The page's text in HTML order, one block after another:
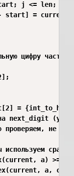
j <= len;
start] =
цифру
=
next_digit
проверяем, не
используем
a) >= 0)
a,